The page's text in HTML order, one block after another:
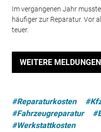
Im vergangenen Jahr
häufiger zur Reparatur. Vor
teuer.
WEITERE MELDUNGEN
#Reparaturkosten
#Fahrzeugreparatur
#Werkstattkosten